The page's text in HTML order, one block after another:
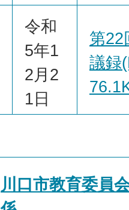
令和
5年1
2月2
1日
第22
議録
川口市教育委員